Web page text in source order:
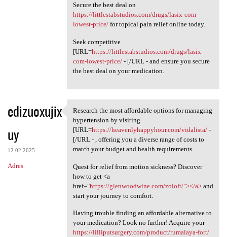
Secure the best deal on
https://littlestabstudios.com/drugs/lasix-com-
lowest-price/for topical pain relief online today.
Seek competitive
[URL=https://littlestabstudios.com/drugs/lasix-
com-lowest-price/- [/URL - and ensure you secure
the best deal on your medication.
edizuoxujix
uy
12.02.2025
Adres
Research the most affordable
Research the most affordable options for managing
hypertension by visiting
[URL=https://heavenlyhappyhour.com/vidalista/-
[/URL - , offering you a diverse range of costs to
match your budget and health requirements.
Quest for relief from motion sickness? Discover
how to get <a
href="https://glenwoodwine.com/zoloft/"></a>and
start your journey to comfort.
Having trouble finding an affordable alternative to
your medication? Look no further! Acquire your
https://lilliputsurgery.com/product/rumalaya-fort/